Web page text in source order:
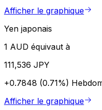
Afficher le graphique
Yen japonais
1 AUD équivaut à
111,536 JPY
+0.7848 (0.71%)
Afficher le graphique